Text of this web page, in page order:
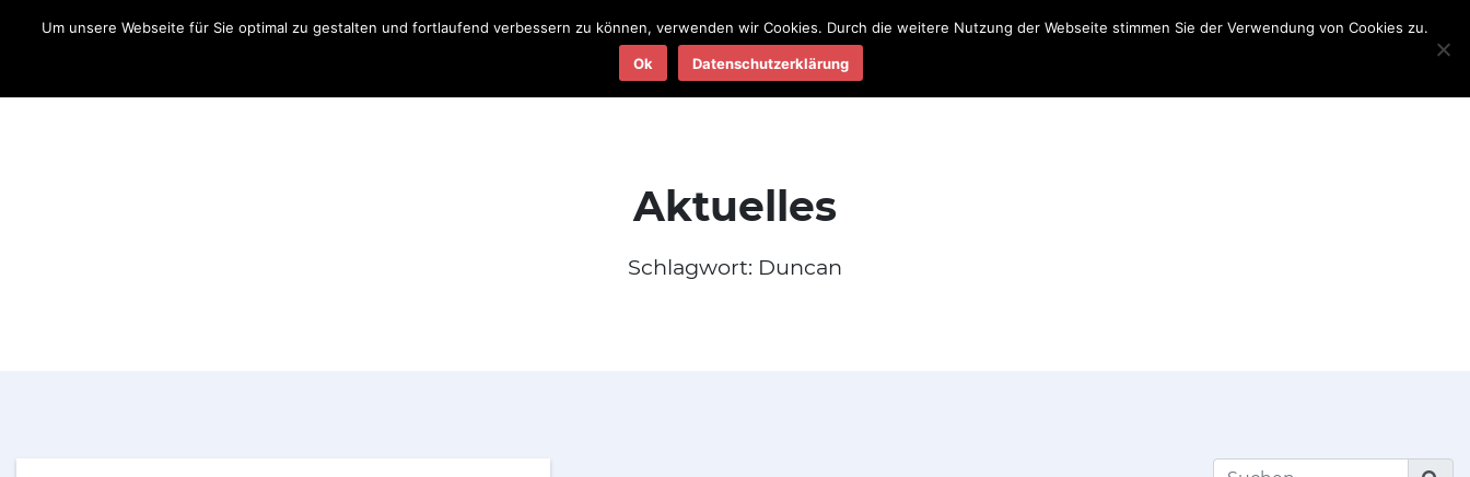
Termine
2025
Ergebnisse
2025
Aktuelles
Schlagwort: Duncan
Um unsere Webseite für Sie optimal zu gestalten und fortlaufend verbessern zu können, verwenden wir Cookies. Durch die weitere Nutzung der Webseite stimmen Sie der Verwendung von Cookies zu.
Ok Datenschutzerklärung